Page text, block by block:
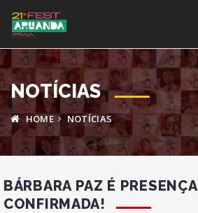
NOTÍCIAS
HOME NOTÍCIAS
BÁRBARA PAZ É PRESENÇA
CONFIRMADA!